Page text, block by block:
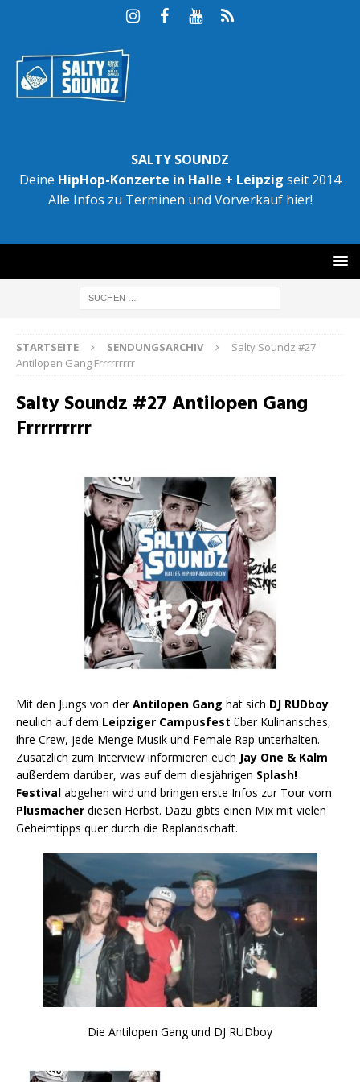
SALTY SOUNDZ
Deine HipHop-Konzerte in Halle + Leipzig seit 2014
Alle Infos zu Terminen und Vorverkauf hier!
STARTSEITE SENDUNGSARCHIV
Salty Soundz #27
Antilopen Gang Frrrrrrrrr
Salty Soundz #27 Antilopen Gang
Frrrrrrrrr
Mit den Jungs von derAntilopen Gang hat sich DJ RUDboy
neulich auf dem Leipziger Campusfest über Kulinarisches,
ihre Crew, jede Menge Musik und Female Rap unterhalten.
Zusätzlich zum Interview informieren euch Jay One & Kalm
außerdem darüber, was auf dem diesjährigen Splash!
Festival abgehen wird und bringen erste Infos zur Tour vom
Plusmacher diesen Herbst. Dazu gibts einen Mix mit vielen
Geheimtipps quer durch die Raplandschaft.
Die Antilopen Gang und DJ RUDboy